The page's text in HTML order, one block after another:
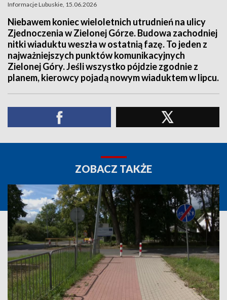
Informacje Lubuskie, 15.06.2026
Niebawem koniec wieloletnich utrudnień na ulicy
Zjednoczenia w Zielonej Górze. Budowa zachodniej
nitki wiaduktu weszła w ostatnią fazę. To jeden z
najważniejszych punktów komunikacyjnych
Zielonej Góry. Jeśli wszystko pójdzie zgodnie z
planem, kierowcy pojadą nowym wiaduktem w lipcu.
ZOBACZ TAKŻE